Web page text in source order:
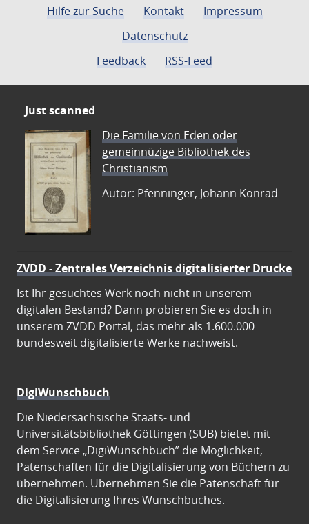
Hilfe zur Suche Kontakt
Impressum
Datenschutz
Feedback
RSS-Feed
Just scanned
Die Familie von Eden oder
gemeinnüzige Bibliothek des
Christianism
Autor: Pfenninger, Johann Konrad
ZVDD - Zentrales Verzeichnis digitalisierter Drucke
Ist Ihr gesuchtes Werk noch nicht in unserem
digitalen Bestand? Dann probieren Sie es doch in
unserem ZVDD Portal, das mehr als 1.600.000
bundesweit digitalisierte Werke nachweist.
DigiWunschbuch
Die Niedersächsische Staats- und
Universitätsbibliothek Göttingen (SUB) bietet mit
dem Service „DigiWunschbuch” die Möglichkeit,
Patenschaften für die Digitalisierung von Büchern zu
übernehmen. Übernehmen Sie die Patenschaft für
die Digitalisierung Ihres Wunschbuches.